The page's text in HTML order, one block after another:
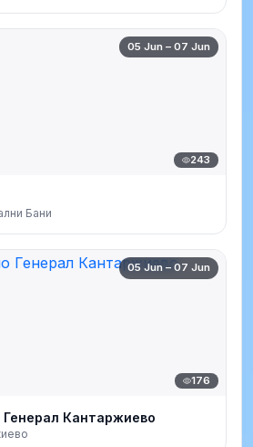
05 Jun – 07 Jun
243
Бани
05 Jun – 07 Jun
176
Генерал Кантаржиево